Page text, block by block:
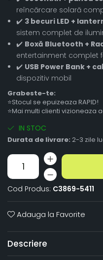
reîncărcare solară
✔️ 3 becuri LED +
sistem complet de
✔️ Boxă Bluetooth +
entertainment complet
✔️ USB Power Bank +
dispozitiv mobil
Grabeste-te:
⭐Stocul se epuizeaza RAPID!
⭐Mai multi clienti vizioneaza
IN STOC
Durata de livrare: 2-3 zile
Cod Produs: C3869-5411
Adauga la Favorite
Descriere